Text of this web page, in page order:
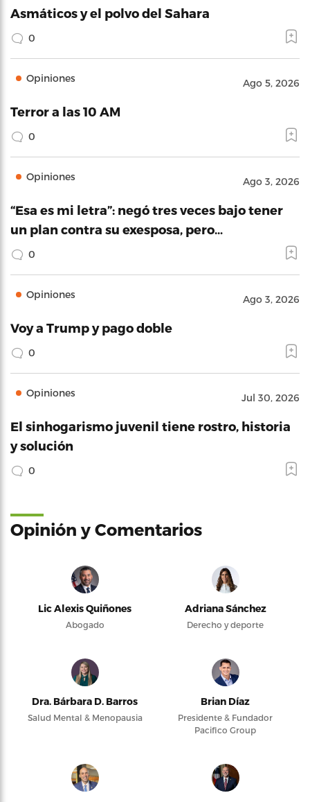
Asmáticos y el polvo del Sahara
0
Opiniones Ago 5, 2026
Terror a las 10 AM
0
Opiniones Ago 3, 2026
“Esa es mi letra”: negó tres veces bajo tener
un plan contra su exesposa, pero…
0
Opiniones Ago 3, 2026
Voy a Trump y pago doble
0
Opiniones Jul 30, 2026
El sinhogarismo juvenil tiene rostro, historia
y solución
0
Opinión y Comentarios
Lic Alexis Quiñones
Abogado
Adriana Sánchez
Derecho y deporte
Dra. Bárbara D. Barros
Salud Mental & Menopausia
Brian Díaz
Presidente & Fundador
Pacifico Group